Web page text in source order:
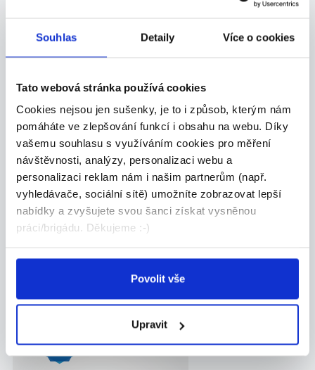
Souhlas Detaily Více o cookies
Tato webová stránka používá cookies
Cookies nejsou jen sušenky, je to i způsob, kterým nám
pomáháte ve zlepšování funkcí i obsahu na webu. Díky
vašemu souhlasu s využíváním cookies pro měření
návštěvnosti, analýzy, personalizaci webu a
personalizaci reklam nám i našim partnerům (např.
vyhledávače, sociální sítě) umožníte zobrazovat lepší
nabídky a zvyšujete svou šanci získat vysněnou
práci/brigádu. Děkujeme :-)
Povolit vše
Upravit
Částečný úvazek
Ostrava
Brigády
Práce pro
absolventy Ostrava
Práce na HPP
Kategoriebrigád
Administrativa
Obchod-služby